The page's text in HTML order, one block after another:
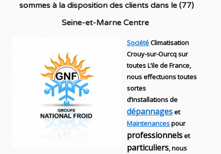
sommes à la disposition des clients dans le (77)
Seine-et-Marne Centre
SociétéClimatisation
Crouy-sur-Ourcq sur
toutes L’ile de France,
nous effectuons toutes
sortes
d’installationsde
dépannageset
Maintenancespour
professionnelset
particuliers, nous